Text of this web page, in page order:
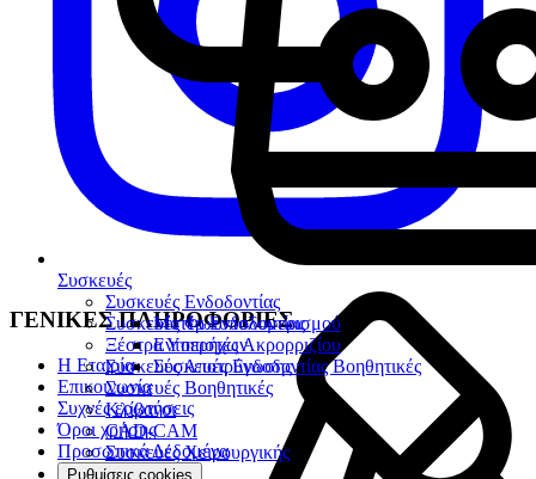
Συσκευές
Συσκευές Ενδοδοντίας
Μοτέρ Ενδοδοντίας
Εντοπιστές Ακρορριζίου
Συσκευές Ενδοδοντίας Βοηθητικές
Συσκευές Φωτοπολυμερισμού
Ξέστρα Υπερήχων
Συσκευές Αποτρύγωσης
Συσκευές Βοηθητικές
Κλίβανοι
CAD-CAM
Συσκευές Χειρουργικής
ΓΕΝΙΚΕΣ ΠΛΗΡΟΦΟΡΙΕΣ
Η Εταιρία
Επικοινωνία
Συχνές ερωτήσεις
Όροι χρήσης
Προσωπικά Δεδομένα
Ρυθμίσεις cookies